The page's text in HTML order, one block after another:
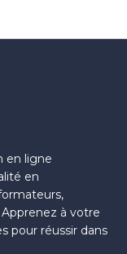
en ligne
en
à votre
pour réussir dans